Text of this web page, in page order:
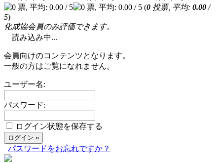
(0 投票, 平均: 0.00 /
5)
化成協会員のみ評価できます。
読み込み中...
会員向けのコンテンツとなります。
一般の方はご覧になれません。
ユーザー名:
パスワード:
ログイン状態を保存する
パスワードをお忘れですか？